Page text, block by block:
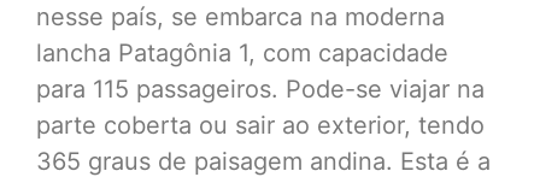
nesse país, se embarca na moderna
lancha Patagônia 1, com capacidade
para 115 passageiros. Pode-se viajar na
parte coberta ou sair ao exterior, tendo
365 graus de paisagem andina. Esta é a